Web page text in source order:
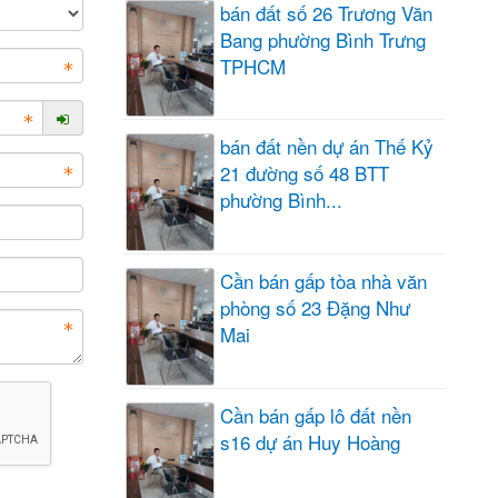
bán đất số 26 Trương Văn
Bang phường Bình Trưng
TPHCM
bán đất nền dự án Thế Kỷ
21 đường số 48 BTT
phường Bình...
Cần bán gấp tòa nhà văn
phòng số 23 Đặng Như
Mai
Cần bán gấp lô đất nền
s16 dự án Huy Hoàng